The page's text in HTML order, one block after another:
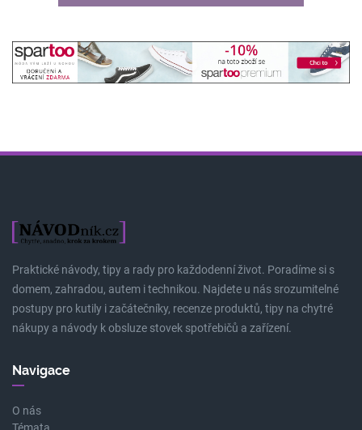
Praktické návody, tipy a rady pro každodenní život. Poradíme si s
domem, zahradou, autem i technikou. Najdete u nás srozumitelné
postupy pro kutily i začátečníky, recenze produktů, tipy na chytré
nákupy a návody k obsluze stovek spotřebičů a zařízení.
Navigace
O nás